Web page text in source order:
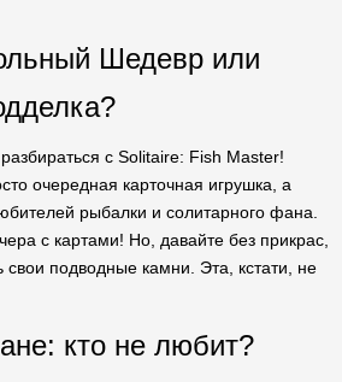
Шедевр или
с Solitaire: Fish Master!
очередная карточная игрушка, а
рыбалки и солитарного фана.
с картами! Но, давайте без прикрас,
свои подводные камни. Эта, кстати, не
кто не любит?